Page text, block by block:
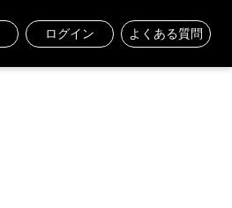
ログイン よくある質問